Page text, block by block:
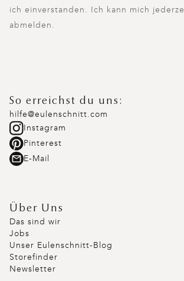
ich einverstanden. Ich kann mich
abmelden.
So erreichst du uns:
hilfe@eulenschnitt.com
Instagram
Pinterest
E-Mail
Über Uns
Das sind wir
Jobs
Unser Eulenschnitt-Blog
Storefinder
Newsletter